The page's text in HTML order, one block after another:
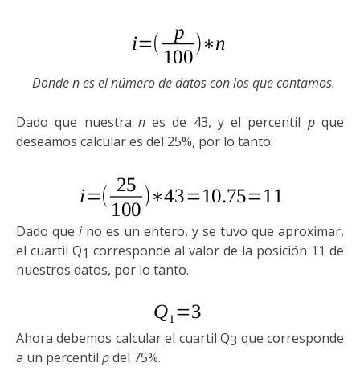
Donde n es el número de datos con los que contamos.
Dado que nuestra nes de 43, y el percentil pque
deseamos calcular es del 25%, por lo tanto:
Dado que ino es un entero, y se tuvo que aproximar,
el cuartil Q1 corresponde al valor de la posición 11 de
nuestros datos, por lo tanto.
Ahora debemos calcular el cuartil Q3 que corresponde
a un percentil pdel 75%.